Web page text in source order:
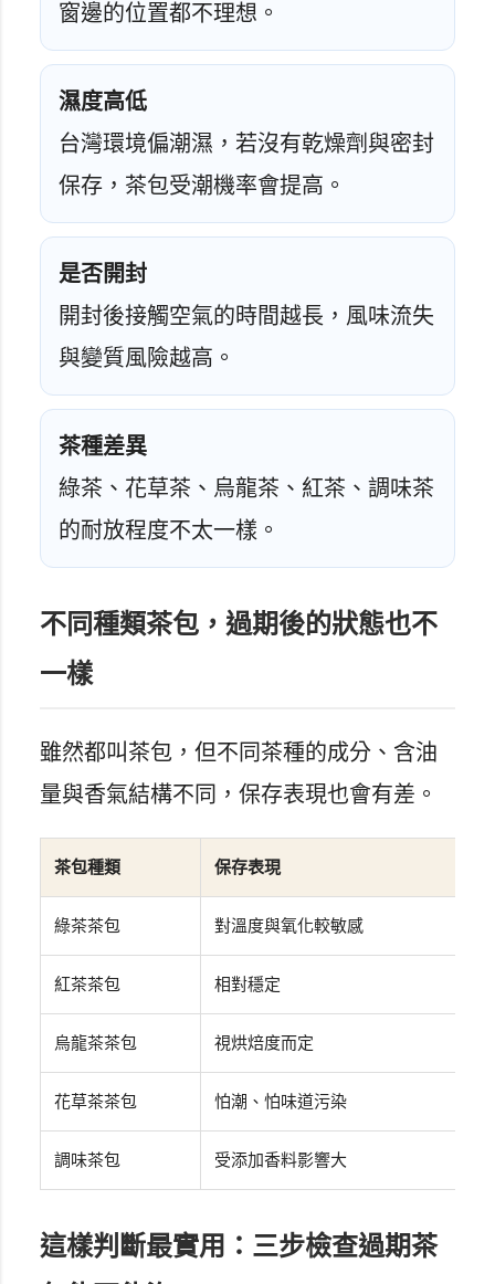
窗邊的位置都不理想。
濕度高低
台灣環境偏潮濕，若沒有乾燥劑與密封
保存，茶包受潮機率會提高。
是否開封
開封後接觸空氣的時間越長，風味流失
與變質風險越高。
茶種差異
綠茶、花草茶、烏龍茶、紅茶、調味茶
的耐放程度不太一樣。
不同種類茶包，過期後的狀態也不
一樣
雖然都叫茶包，但不同茶種的成分、含油
量與香氣結構不同，保存表現也會有差。
茶包種類 保存表現
綠茶茶包 對溫度與氧化較敏感
紅茶茶包 相對穩定
烏龍茶茶包 視烘焙度而定
花草茶茶包 怕潮、怕味道污染
調味茶包 受添加香料影響大
這樣判斷最實用：三步檢查過期茶